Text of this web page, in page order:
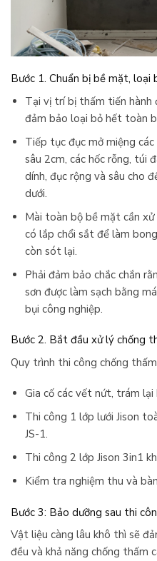
Bước 1. Chuẩn bị bề mặt, loại
Tại vị trí bị thấm tiến hành
đảm bảo loại bỏ hết toàn
Tiếp tục đục mở miệng
sâu 2cm, các hốc rỗng, túi
dính, đục rộng và sâu cho
dưới.
Mài toàn bộ bề mặt cần
có lắp chổi sắt để làm
còn sót lại.
Phải đảm bảo chắc chắn
sơn được làm sạch bằng
bụi công nghiệp.
Bước 2. Bắt đầu xử lý chống
Quy trình thi công chống
Gia cố các vết nứt, trám
Thi công 1 lớp lưới Jison
JS-1.
Thi công 2 lớp Jison 3in1
Kiểm tra nghiệm thu và
Bước 3: Bảo dưỡng sau thi
Vật liệu càng lâu khô thì sẽ
đều và khả năng chống thấm